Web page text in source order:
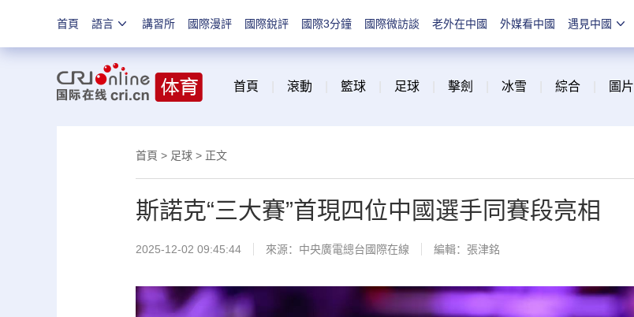
首頁 語言 講習所 國際漫評 國際銳評 國際3分鐘 國際微訪談 老外在中國 外媒看中國 遇見中國
首頁 滾動 籃球 足球 擊劍 冰雪 綜合 圖片
首頁 > 足球 > 正文
斯諾克“三大賽”首現四位中國選手同賽段亮相
2025-12-02 09:45:44 來源：中央廣電總台國際在線 編輯：張津銘